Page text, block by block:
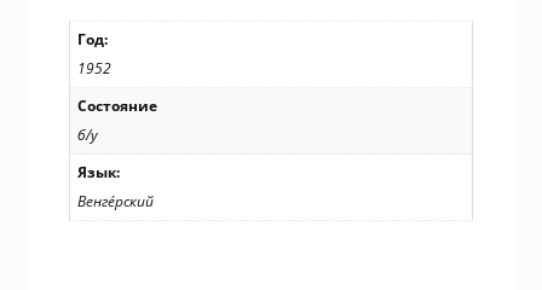
Год:
1952
Состояние
б/у
Язык:
Венге́рский